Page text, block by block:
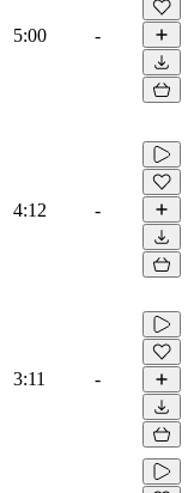
5:00 -
4:12 -
3:11 -